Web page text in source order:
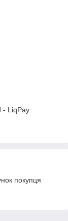
- LiqPay
покупця